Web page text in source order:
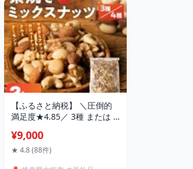
【ふるさと納税】 ＼圧倒的
満足度★4.85／ 3種 または 4
1kg×2 2kg 1kg×2 3.2kg
400g×8 チャック付き 大容量
¥9,000
★ 4.8 (88件)